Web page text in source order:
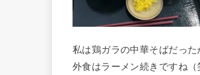
私は鶏ガラの中華そばだった
外食はラーメン続きですね（